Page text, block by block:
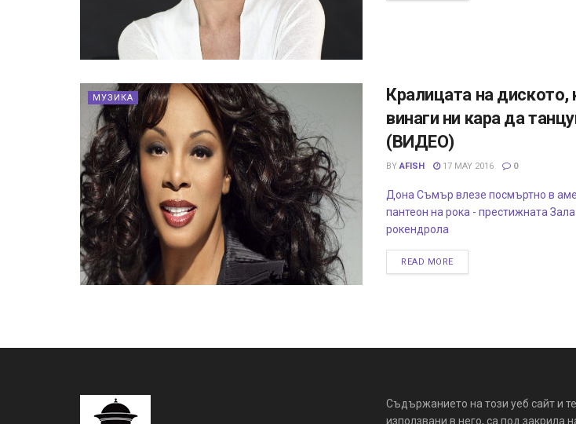
МУЗИКА
Кралицата на диското,
винаги ни кара да
(ВИДЕО)
BY AFISH 17 MAY 2016 0
Дона Съмър влезе посмъртно в
пантеон на рока - престижната
рокендрола
READ MORE
Съдържанието на този уеб сайт и
използвани в него, са под закрила